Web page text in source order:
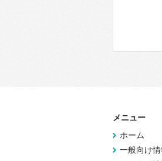
メニュー
ホーム
一般向け情